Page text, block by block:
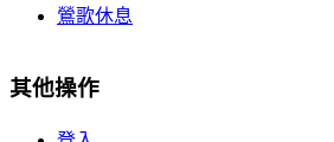
鶯歌休息
其他操作